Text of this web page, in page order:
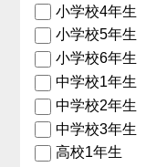
小学校4年生
小学校5年生
小学校6年生
中学校1年生
中学校2年生
中学校3年生
高校1年生